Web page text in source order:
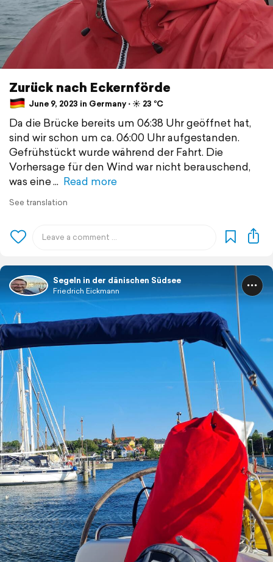
Zurück nach Eckernförde
June 9, 2023 in Germany ⋅ ☀️ 23 °C
Da die Brücke bereits um 06:38 Uhr geöffnet hat,
sind wir schon um ca. 06:00 Uhr aufgestanden.
Gefrühstückt wurde während der Fahrt. Die
Vorhersage für den Wind war nicht berauschend,
was eine
Read more
See translation
Segeln in der dänischen Südsee
Friedrich Eickmann